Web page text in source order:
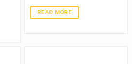
Rated5out
of 5
READ MORE